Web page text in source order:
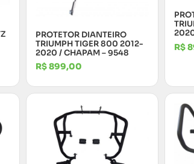
PROTETOR DIANTEIRO
TRIUMPH TIGER 800 2012-
2020 / CHAPAM – 9548
R$899,00
R$